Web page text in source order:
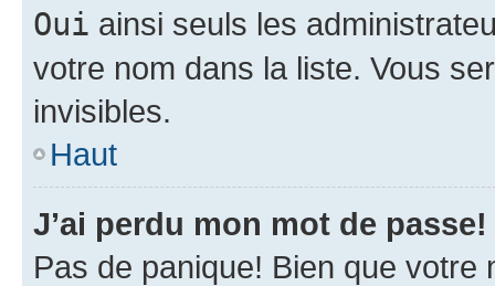
Oui ainsi seuls les
votre nom dans la liste. Vous
invisibles.
Haut
J’ai perdu mon mot de passe!
Pas de panique! Bien que